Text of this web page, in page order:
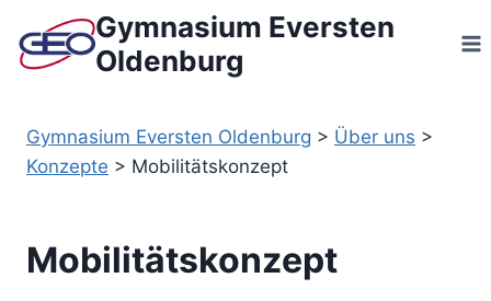
Inhalt
springen
Gymnasium Eversten
Oldenburg
Gymnasium Eversten Oldenburg > Über uns >
Konzepte > Mobilitätskonzept
Mobilitätskonzept